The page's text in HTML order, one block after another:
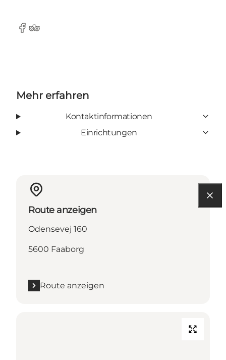
Facebook
Tripadvisor
Mehr erfahren
Kontaktinformationen
Einrichtungen
Route anzeigen
Odensevej 160
5600 Faaborg
Route anzeigen